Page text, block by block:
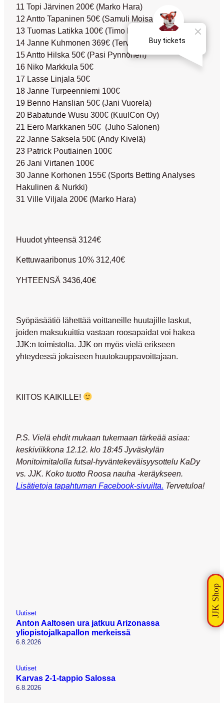
11 Topi Järvinen 200€ (Marko Hara)
12 Antto Tapaninen 50€ (Samuli Moisander)
13 Tuomas Latikka 100€ (Timo Nieminen)
14 Janne Kuhmonen 369€ (Terveystalo)
15 Antto Hilska 50€ (Pasi Pynnönen)
16 Niko Markkula 50€
17 Lasse Linjala 50€
18 Janne Turpeenniemi 100€
19 Benno Hanslian 50€ (Jani Vuorela)
20 Babatunde Wusu 300€ (KuulCon Oy)
21 Eero Markkanen 50€ (Juho Salonen)
22 Janne Saksela 50€ (Andy Kivelä)
23 Patrick Poutiainen 100€
26 Jani Virtanen 100€
30 Janne Korhonen 155€ (Sports Betting Analyses
Hakulinen & Nurkki)
31 Ville Viljala 200€ (Marko Hara)
Huudot yhteensä 3124€
Kettuwaaribonus 10% 312,40€
YHTEENSÄ 3436,40€
Syöpäsäätiö lähettää voittaneille huutajille laskut,
joiden maksukuittia vastaan roosapaidat voi hakea
JJK:n toimistolta. JJK on myös vielä erikseen
yhteydessä jokaiseen huutokauppavoittajaan.
KIITOS KAIKILLE!
P.S. Vielä ehdit mukaan tukemaan tärkeää asiaa:
keskiviikkona 12.12. klo 18:45 Jyväskylän
Monitoimitalolla futsal-hyväntekeväisyysottelu KaDy
vs. JJK. Koko tuotto Roosa nauha -keräykseen.
Lisätietoja tapahtuman Facebook-sivuilta. Tervetuloa!
Uutiset
Anton Aaltosen ura jatkuu Arizonassa
yliopistojalkapallon merkeissä
6.8.2026
Uutiset
Karvas 2-1-tappio Salossa
6.8.2026